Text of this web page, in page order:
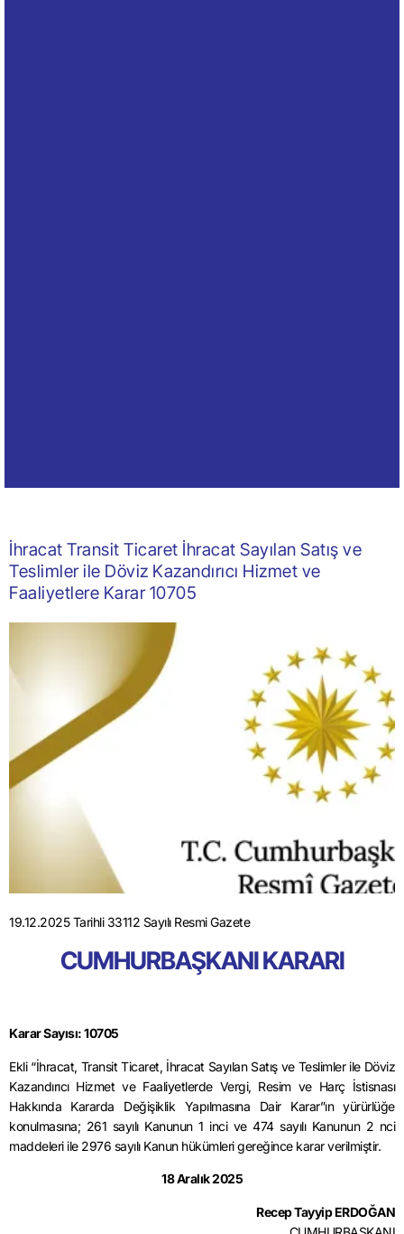
İhracat Transit Ticaret İhracat Sayılan Satış ve
Teslimler ile Döviz Kazandırıcı Hizmet ve
Faaliyetlere Karar 10705
19.12.2025 Tarihli 33112 Sayılı Resmi Gazete
CUMHURBAŞKANI KARARI
Karar Sayısı: 10705
Ekli “İhracat, Transit Ticaret, İhracat Sayılan Satış ve Teslimler ile Döviz
Kazandırıcı Hizmet ve Faaliyetlerde Vergi, Resim ve Harç İstisnası
Hakkında Kararda Değişiklik Yapılmasına Dair Karar”ın yürürlüğe
konulmasına; 261 sayılı Kanunun 1 inci ve 474 sayılı Kanunun 2 nci
maddeleri ile 2976 sayılı Kanun hükümleri gereğince karar verilmiştir.
18 Aralık 2025
Recep Tayyip ERDOĞAN